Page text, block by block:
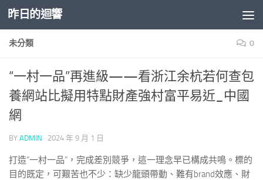
Skip to content
昨日的迴響
未分類 0
“一村一品”再進級——看浙江余杭若何查包
養網站比擬用特點財產強村富平易近_中國
網
BY ADMIN · 2024 年 9 月 1 日
打造“一村一品”，完成差別競爭，這一理念早已構成共鳴。標的
目的既定，可艱苦也不少：缺少龍頭帶動、難有brand效應、財